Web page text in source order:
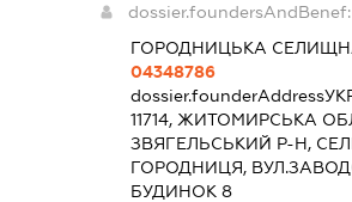
dossier.foundersAndBenef:
ГОРОДНИЦЬКА
04348786
dossier.founderAddress
11714, ЖИТОМИРСЬКА
ЗВЯГЕЛЬСЬКИЙ Р-Н,
ГОРОДНИЦЯ,
БУДИНОК 8